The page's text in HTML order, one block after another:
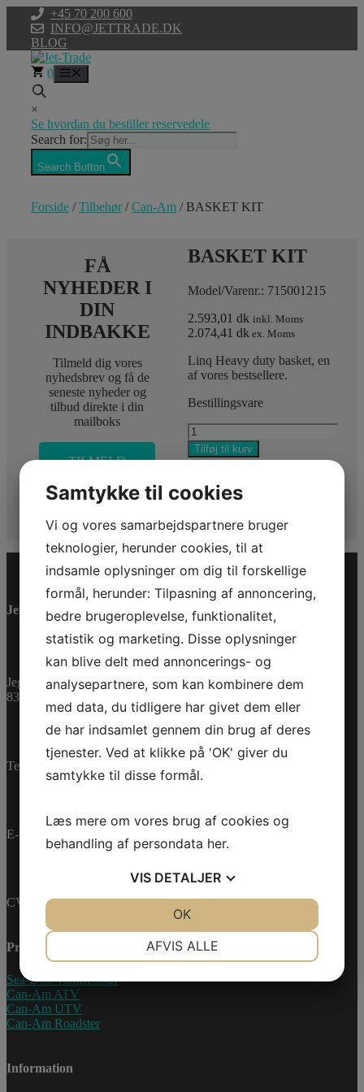
indhold
+45 70 200 600
INFO@JETTRADE.DK
BLOG
0
×
Se hvordan du bestiller reservedele
Search for:
Search Button
Forside /Tilbehør /Can-Am / BASKET KIT
BASKET KIT
Model/Varenr.: 715001215
2.593,01 dk inkl. Moms
2.074,41 dk ex. Moms
Linq Heavy duty basket, en
af vores bestsellere.
Bestillingsvare
BASKET
KIT
antal
Tilføj til kurv
Varenummer (SKU):
Accessories
FÅ
NYHEDER I
DIN
INDBAKKE
Tilmeld dig vores
nyhedsbrev og få de
seneste nyheder og
tilbud direkte i din
mailboks
TILMELD
Jet-Trade Powersport
Jegstrupvej 280
8361 Hasselager
Telefon:
E-mail:
CVR-nummer: 27233678
Produkter
Sea-Doo Vandscooter
Can-Am ATV
Can-Am UTV
Can-Am Roadster
Information
Samtykke til cookies
Vi og vores samarbejdspartnere bruger
teknologier, herunder cookies, til at
indsamle oplysninger om dig til forskellige
formål, herunder: Tilpasning af annoncering,
bedre brugeroplevelse, funktionalitet,
statistik og marketing. Disse oplysninger
kan blive delt med annoncerings- og
analysepartnere, som kan kombinere dem
med data, du tidligere har givet dem eller
de har indsamlet gennem din brug af deres
tjenester. Ved at klikke på 'OK' giver du
samtykke til disse formål.
Læs mere om vores brug af cookies og
behandling af persondata her.
VIS DETALJER
AFVIS ALLE
OK